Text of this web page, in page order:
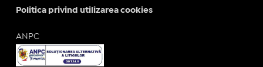
Politica privind utilizarea cookies
ANPC